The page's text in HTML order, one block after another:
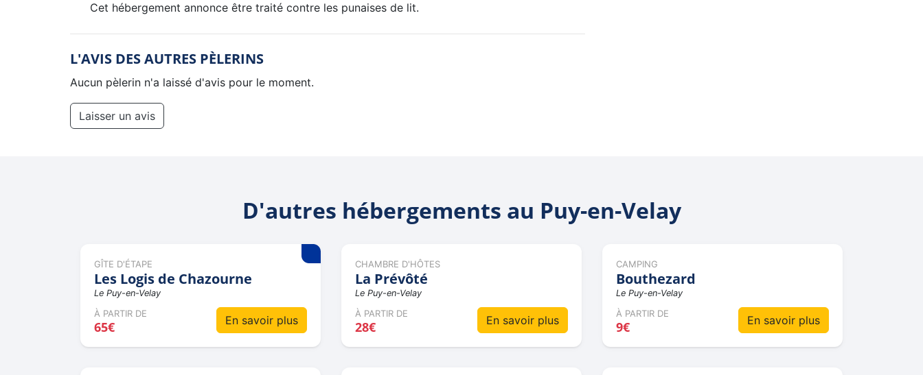
Cet hébergement annonce être traité contre les punaises de lit.
L'AVIS DES AUTRES PÈLERINS
Aucun pèlerin n'a laissé d'avis pour le moment.
Laisser un avis
D'autres hébergements au Puy-en-Velay
GÎTE D'ÉTAPE
Les Logis de Chazourne
Le Puy-en-Velay
À PARTIR DE
65€ En savoir plus
CHAMBRE D'HÔTES
La Prévôté
Le Puy-en-Velay
À PARTIR DE
28€ En savoir plus
CAMPING
Bouthezard
Le Puy-en-Velay
À PARTIR DE
9€ En savoir plus